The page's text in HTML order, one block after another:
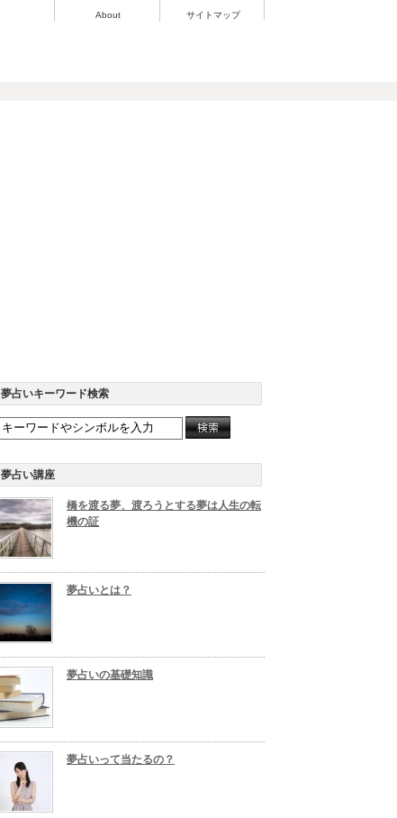
About サイトマップ
夢占いキーワード検索
夢占い講座
橋を渡る夢、渡ろうとする夢は人生の転
機の証
夢占いとは？
夢占いの基礎知識
夢占いって当たるの？